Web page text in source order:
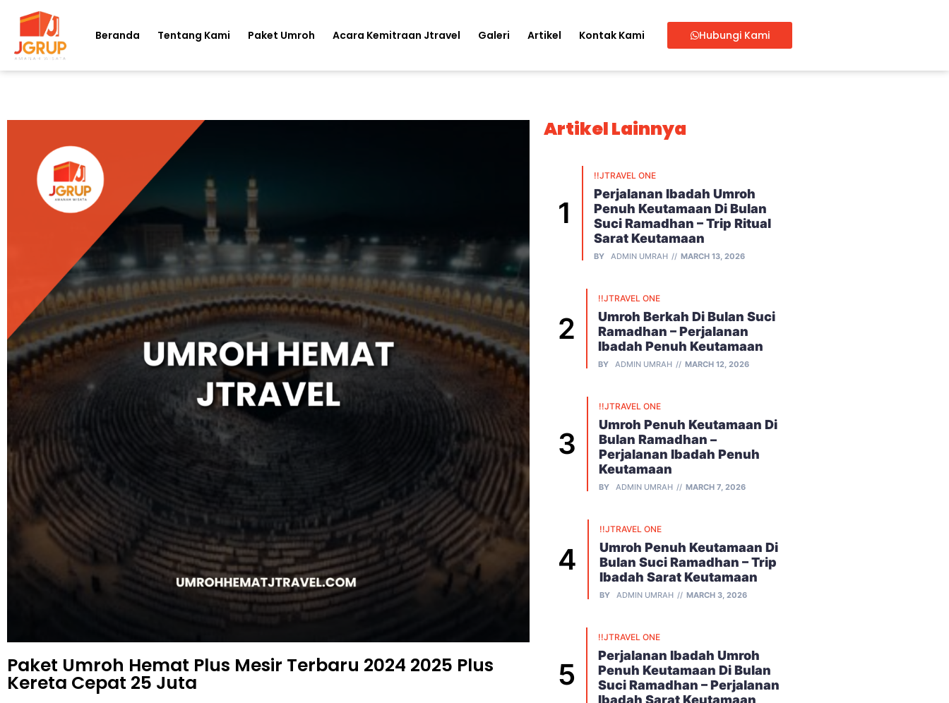
Beranda Tentang Kami Paket Umroh Acara Kemitraan Jtravel Galeri Artikel Kontak Kami Hubungi Kami
Paket Umroh Hemat Plus Mesir Terbaru 2024 2025 Plus
Kereta Cepat 25 Juta
Artikel Lainnya
!!JTRAVEL ONE
Perjalanan Ibadah Umroh
Penuh Keutamaan Di Bulan
Suci Ramadhan – Trip Ritual
Sarat Keutamaan
BY ADMIN UMRAH MARCH 13, 2026
!!JTRAVEL ONE
Umroh Berkah Di Bulan Suci
Ramadhan – Perjalanan
Ibadah Penuh Keutamaan
BY ADMIN UMRAH MARCH 12, 2026
!!JTRAVEL ONE
Umroh Penuh Keutamaan Di
Bulan Ramadhan –
Perjalanan Ibadah Penuh
Keutamaan
BY ADMIN UMRAH MARCH 7, 2026
!!JTRAVEL ONE
Umroh Penuh Keutamaan Di
Bulan Suci Ramadhan – Trip
Ibadah Sarat Keutamaan
BY ADMIN UMRAH MARCH 3, 2026
!!JTRAVEL ONE
Perjalanan Ibadah Umroh
Penuh Keutamaan Di Bulan
Suci Ramadhan – Perjalanan
Ibadah Sarat Keutamaan